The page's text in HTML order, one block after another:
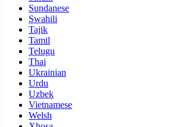
Sundanese
Swahili
Tajik
Tamil
Telugu
Thai
Ukrainian
Urdu
Uzbek
Vietnamese
Welsh